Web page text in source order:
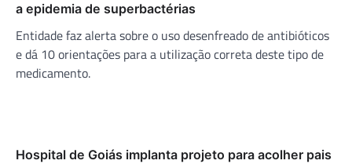
a epidemia de superbactérias
Entidade faz alerta sobre o uso desenfreado de antibióticos
e dá 10 orientações para a utilização correta deste tipo de
medicamento.
Hospital de Goiás implanta projeto para acolher pais